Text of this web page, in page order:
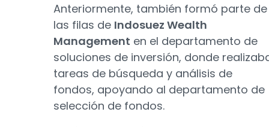
Anteriormente, también formó parte de
las filas de Indosuez Wealth
Management en el departamento de
soluciones de inversión, donde
tareas de búsqueda y análisis de
fondos, apoyando al departamento de
selección de fondos.